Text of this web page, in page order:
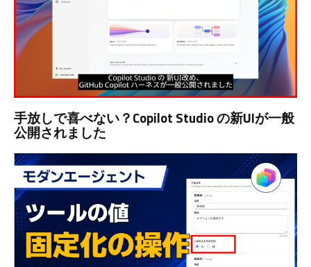
手放しで喜べない？Copilot Studio の新UIが一般
公開されました